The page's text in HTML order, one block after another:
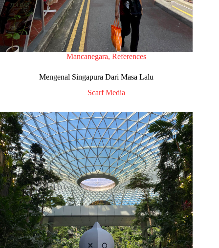
Mancanegara, References
Mengenal Singapura Dari Masa Lalu
Scarf Media